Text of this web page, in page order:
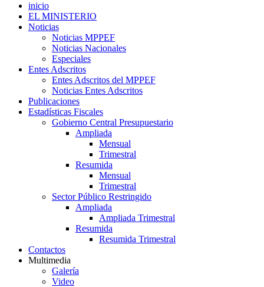
inicio
EL MINISTERIO
Noticias
Noticias MPPEF
Noticias Nacionales
Especiales
Entes Adscritos
Entes Adscritos del MPPEF
Noticias Entes Adscritos
Publicaciones
Estadísticas Fiscales
Gobierno Central Presupuestario
Ampliada
Mensual
Trimestral
Resumida
Mensual
Trimestral
Sector Público Restringido
Ampliada
Ampliada Trimestral
Resumida
Resumida Trimestral
Contactos
Multimedia
Galería
Video